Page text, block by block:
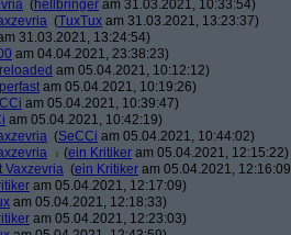
(hellbringer am 31.03.2021, 10:33:54)
(TuxTux am 31.03.2021, 13:23:37)
31.03.2021, 13:24:54)
am 04.04.2021, 23:38:23)
am 05.04.2021, 10:12:12)
am 05.04.2021, 10:19:26)
am 05.04.2021, 10:39:47)
am 05.04.2021, 10:42:19)
(SeCCi am 05.04.2021, 10:44:02)
(ein Kritiker am 05.04.2021, 12:15:22)
Vaxzevria (ein Kritiker am 05.04.2021,
am 05.04.2021, 12:17:09)
am 05.04.2021, 12:18:33)
am 05.04.2021, 12:23:03)